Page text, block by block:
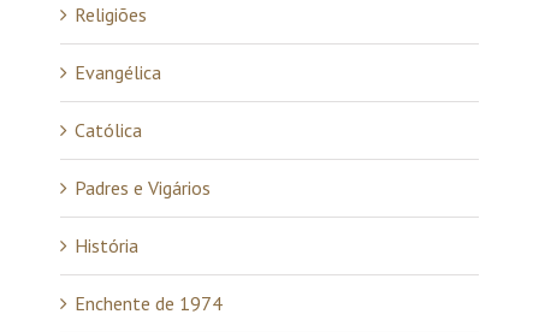
Religiões
Evangélica
Católica
Padres e Vigários
História
Enchente de 1974